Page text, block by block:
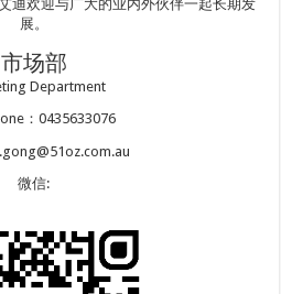
迪欢迎与广大的业内外伙伴一起长期发
展。
市场部
Department
：0435633076
微信: